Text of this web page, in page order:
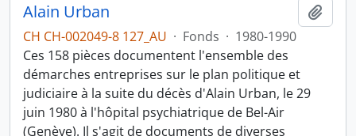
Alain Urban
CH CH-002049-8 127_AU · Fonds · 1980-1990
Ces 158 pièces documentent l'ensemble des
démarches entreprises sur le plan politique et
judiciaire à la suite du décès d'Alain Urban, le 29
juin 1980 à l'hôpital psychiatrique de Bel-Air
(Genève). Il s'agit de documents de diverses